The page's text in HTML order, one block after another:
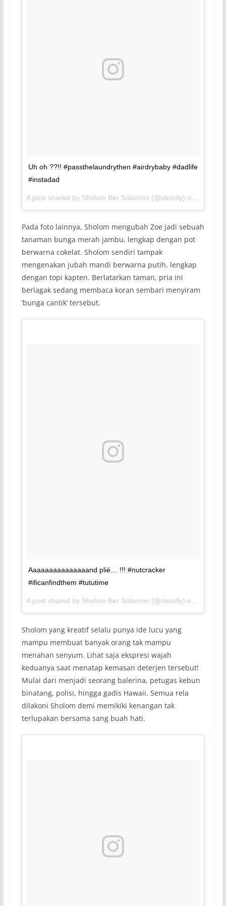
Uh oh ??!! #passthelaundrythen #airdrybaby #dadlife
#instadad
A post shared by Sholom Ber Solomon (@sbsolly) on
Pada foto lainnya, Sholom mengubah Zoe jadi sebuah
tanaman bunga merah jambu, lengkap dengan pot
berwarna cokelat. Sholom sendiri tampak
mengenakan jubah mandi berwarna putih, lengkap
dengan topi kapten. Berlatarkan taman, pria ini
berlagak sedang membaca koran sembari menyiram
‘bunga cantik’ tersebut.
Aaaaaaaaaaaaaaand plié… !!! #nutcracker
#ificanfindthem #tututime
A post shared by Sholom Ber Solomon (@sbsolly) on
Sholom yang kreatif selalu punya ide lucu yang
mampu membuat banyak orang tak mampu
menahan senyum. Lihat saja ekspresi wajah
keduanya saat menatap kemasan deterjen tersebut!
Mulai dari menjadi seorang balerina, petugas kebun
binatang, polisi, hingga gadis Hawaii. Semua rela
dilakoni Sholom demi memikiki kenangan tak
terlupakan bersama sang buah hati.